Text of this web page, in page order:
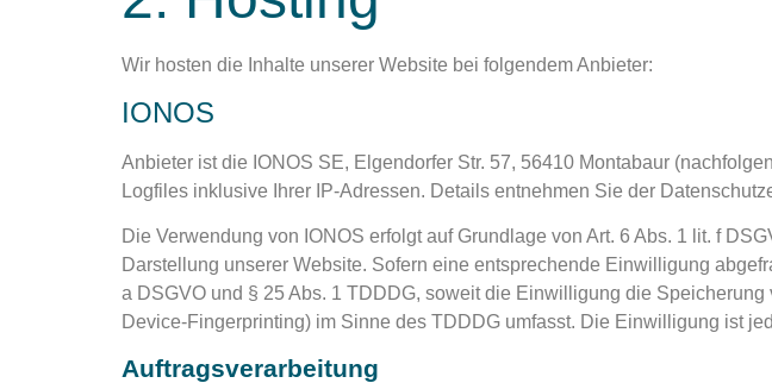
Wir hosten die Inhalte unserer Website bei folgendem Anbieter:
IONOS
Anbieter ist die IONOS SE, Elgendorfer Str. 57, 56410 Montabaur
Logfiles inklusive Ihrer IP-Adressen. Details entnehmen Sie der
Die Verwendung von IONOS erfolgt auf Grundlage von Art. 6 Abs. 1 lit. f
Darstellung unserer Website. Sofern eine entsprechende Einwilligung
a DSGVO und § 25 Abs. 1 TDDDG, soweit die Einwilligung die
Device-Fingerprinting) im Sinne des TDDDG umfasst. Die Einwilligung ist
Auftragsverarbeitung